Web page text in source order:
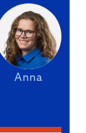
Anna